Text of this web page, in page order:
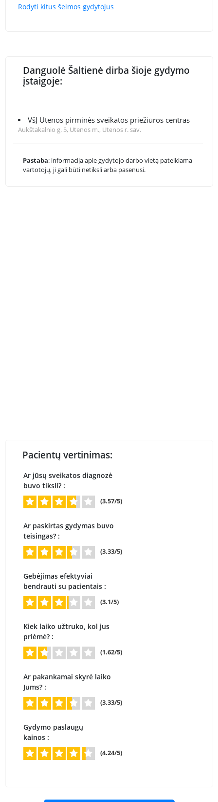
Rodyti kitus šeimos gydytojus
Danguolė Šaltienė dirba šioje gydymo
įstaigoje:
VšĮ Utenos pirminės sveikatos priežiūros centras
Aukštakalnio g. 5, Utenos m., Utenos r. sav.
Pastaba: informacija apie gydytojo darbo vietą pateikiama
vartotojų, ji gali būti netiksli arba pasenusi.
Pacientų vertinimas:
Ar jūsų sveikatos diagnozė
buvo tiksli? :
(3.57/5)
Ar paskirtas gydymas buvo
teisingas? :
(3.33/5)
Gebėjimas efektyviai
bendrauti su pacientais :
(3.1/5)
Kiek laiko užtruko, kol jus
priėmė? :
(1.62/5)
Ar pakankamai skyrė laiko
Jums? :
(3.33/5)
Gydymo paslaugų
kainos :
(4.24/5)